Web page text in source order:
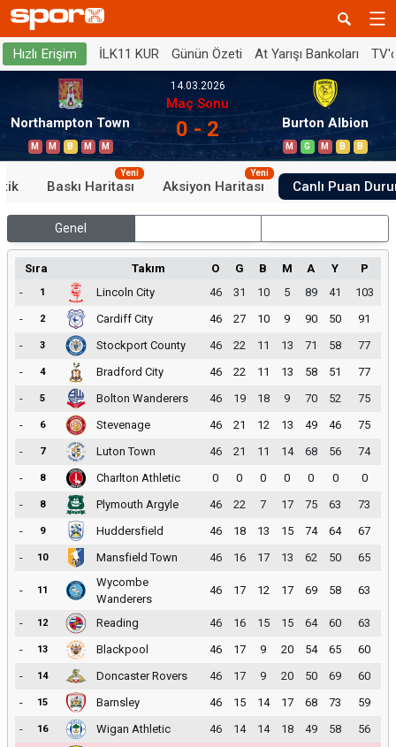
Hızlı Erişim İLK11 KUR Günün Özeti At Yarışı Bankoları
Northampton Town
M M B M M
14.03.2026
Maç Sonu
0 - 2 Burton Albion
M G M B B
Baskı Haritası
Yeni
Aksiyon Haritası
Yeni
Canlı Puan
Genel
Sıra Takım O G B M A Y
P
-
1 Lincoln City 46 31 10 5 89 41
103
-
2 Cardiff City 46 27 10 9 90 50
91
-
3 Stockport County 46 22 11 13 71 58
77
-
4 Bradford City 46 22 11 13 58 51
77
-
5 Bolton Wanderers 46 19 18 9 70 52
75
-
6 Stevenage 46 21 12 13 49 46
75
-
7 Luton Town 46 21 11 14 68 56
74
-
8 Charlton Athletic 0 0 0 0 0 0
0
-
8 Plymouth Argyle 46 22 7 17 75 63
73
-
9 Huddersfield 46 18 13 15 74 64
67
-
10 Mansfield Town 46 16 17 13 62 50 65
- 11
Wycombe
Wanderers
46 17 12 17 69 58 63
- 12 Reading 46 16 15 15 64 60
63
-
13 Blackpool 46 17 9 20 54 65
60
-
14 Doncaster Rovers 46 17 9 20 50 69
60
-
15 Barnsley 46 15 14 17 68 73
59
-
16 Wigan Athletic 46 14 14 18 49 58
56